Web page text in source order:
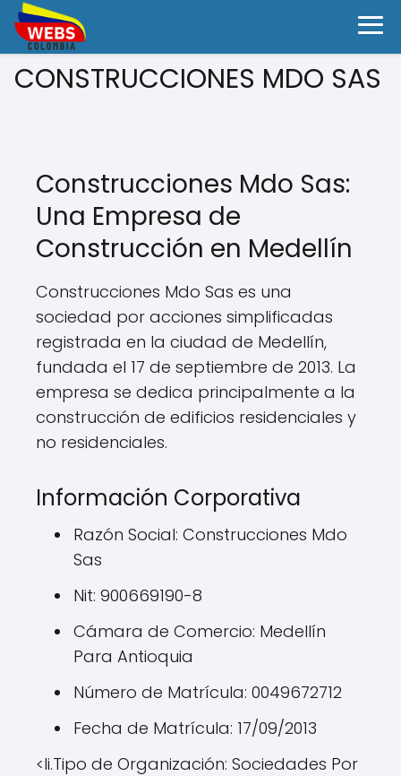
CONSTRUCCIONES MDO SAS
Construcciones Mdo Sas:
Una Empresa de
Construcción en Medellín
Construcciones Mdo Sas es una
sociedad por acciones simplificadas
registrada en la ciudad de Medellín,
fundada el 17 de septiembre de 2013. La
empresa se dedica principalmente a la
construcción de edificios residenciales y
no residenciales.
Información Corporativa
Razón Social: Construcciones Mdo
Sas
Nit: 900669190-8
Cámara de Comercio: Medellín
Para Antioquia
Número de Matrícula: 0049672712
Fecha de Matrícula: 17/09/2013
<li.Tipo de Organización: Sociedades Por